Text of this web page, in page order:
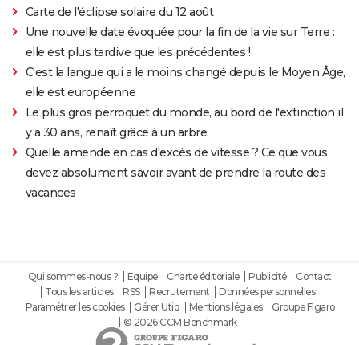
Carte de l'éclipse solaire du 12 août
Une nouvelle date évoquée pour la fin de la vie sur Terre :
elle est plus tardive que les précédentes !
C'est la langue qui a le moins changé depuis le Moyen Âge,
elle est européenne
Le plus gros perroquet du monde, au bord de l'extinction il
y a 30 ans, renaît grâce à un arbre
Quelle amende en cas d'excès de vitesse ? Ce que vous
devez absolument savoir avant de prendre la route des
vacances
Qui sommes-nous ? Equipe Charte éditoriale Publicité
Contact
Tous les articles
RSS Recrutement
Données personnelles
Paramétrer les cookies
Gérer Utiq Mentions légales
Groupe Figaro
© 2026 CCM Benchmark